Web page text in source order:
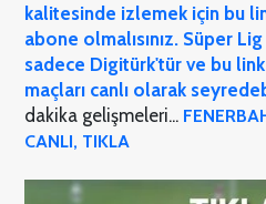
kalitesinde izlemek için bu
abone olmalısınız. Süper
sadece Digitürk'tür ve bu
maçları canlı olarak
dakika gelişmeleri...
CANLI, TIKLA